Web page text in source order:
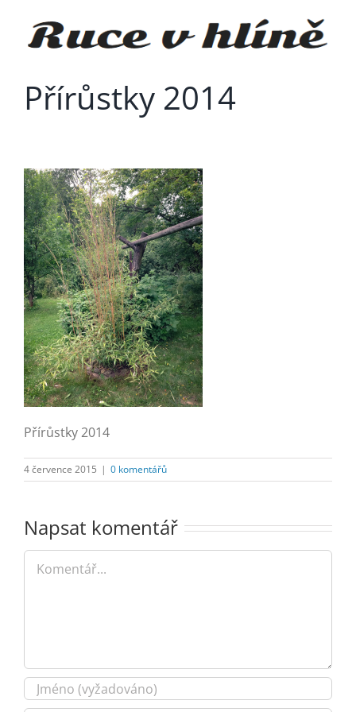
obsah
Přírůstky 2014
Přírůstky 2014
4 července 2015 | 0 komentářů
Napsat komentář
Komentář